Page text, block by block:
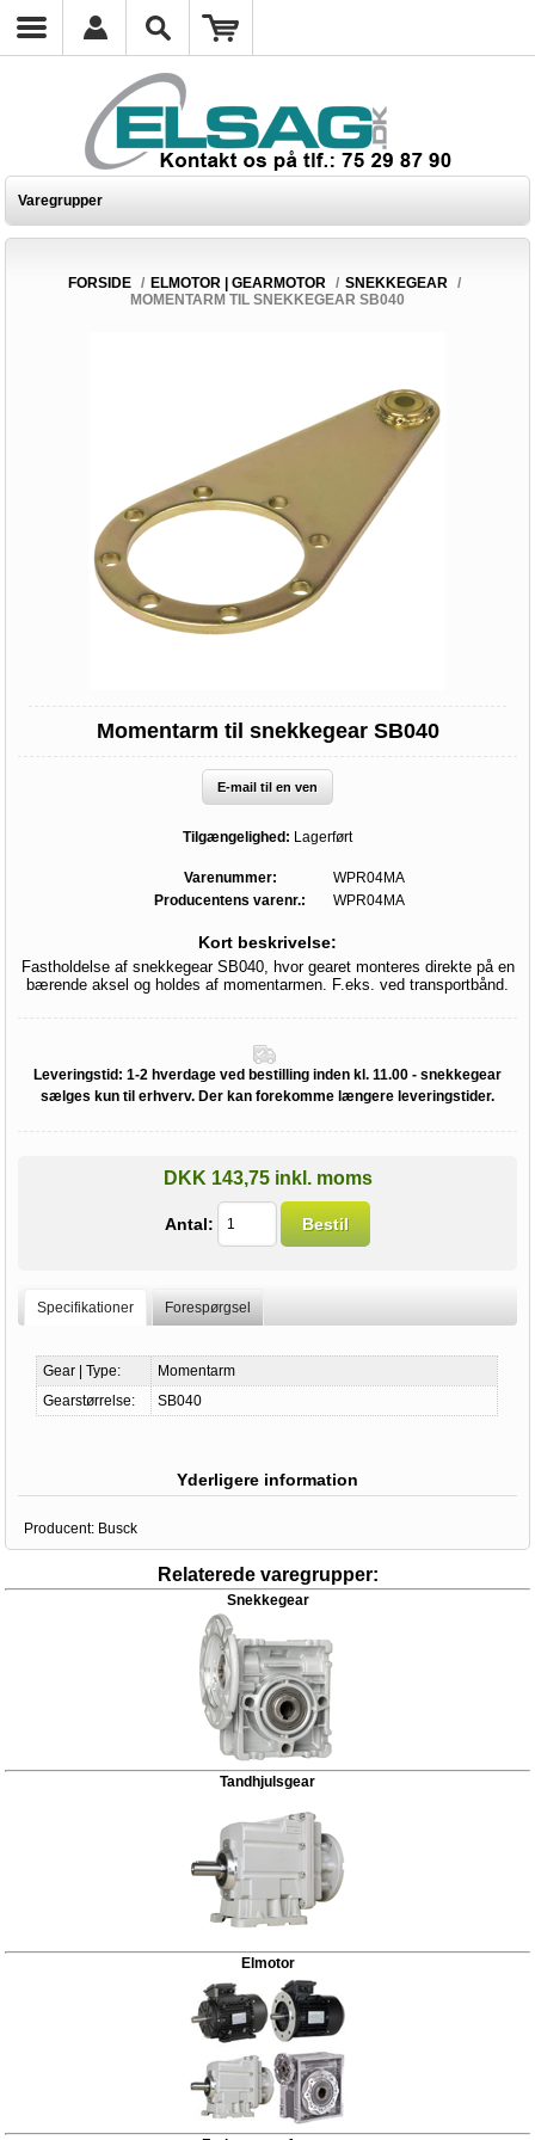
Varegrupper
FORSIDE / ELMOTOR | GEARMOTOR / SNEKKEGEAR /
MOMENTARM TIL SNEKKEGEAR SB040
Momentarm til snekkegear SB040
E-mail til en ven
Tilgængelighed: Lagerført
Varenummer:
WPR04MA
Producentens varenr.:
WPR04MA
Kort beskrivelse:
Fastholdelse af snekkegear SB040, hvor gearet monteres direkte på en
bærende aksel og holdes af momentarmen. F.eks. ved transportbånd.
Leveringstid: 1-2 hverdage ved bestilling inden kl. 11.00 - snekkegear
sælges kun til erhverv. Der kan forekomme længere leveringstider.
DKK 143,75 inkl. moms
Antal: Bestil
Specifikationer Forespørgsel
Gear | Type:
Momentarm
Gearstørrelse:
SB040
Yderligere information
Producent: Busck
Relaterede varegrupper:
Snekkegear
Tandhjulsgear
Elmotor